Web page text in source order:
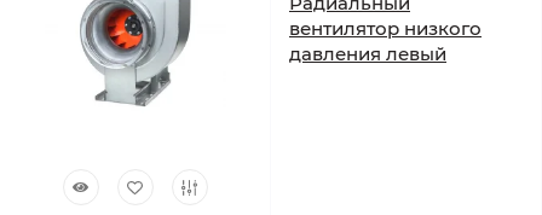
вентилятор низкого
давления левый